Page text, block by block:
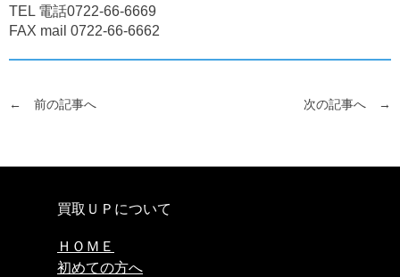
TEL 電話0722-66-6669
FAX mail 0722-66-6662
← 前の記事へ 次の記事へ →
買取ＵＰについて
ＨＯＭＥ
初めての方へ